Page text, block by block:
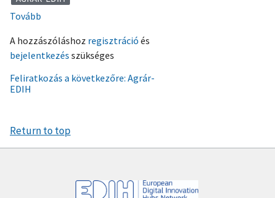
Tovább
PREGA
konferencián
folytatódott
képzéssorozat)
A hozzászóláshoz regisztráció és
bejelentkezés szükséges
Feliratkozás a következőre: Agrár-
EDIH
Return to top